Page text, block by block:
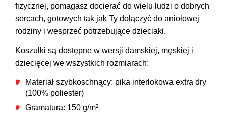
fizycznej, pomagasz docierać do wielu ludzi o dobrych
sercach, gotowych tak jak Ty dołączyć do aniołowej
rodziny i wesprzeć potrzebujące dzieciaki.
Koszulki są dostępne w wersji damskiej, męskiej i
dziecięcej we wszystkich rozmiarach:
Materiał szybkoschnący: pika interlokowa extra dry
(100% poliester)
Gramatura: 150 g/m²